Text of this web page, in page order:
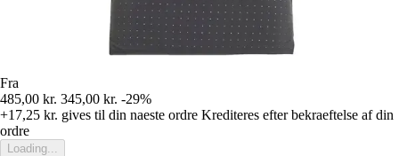
Fra
485,00 kr. 345,00 kr. -29%
+17,25 kr. gives til din naeste ordre Krediteres efter bekraeftelse af din
ordre
Loading...